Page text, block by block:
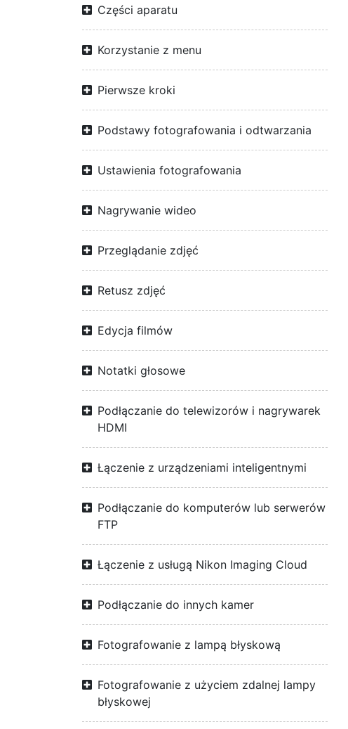
Części aparatu
Korzystanie z menu
Pierwsze kroki
Podstawy fotografowania i odtwarzania
Ustawienia fotografowania
Nagrywanie wideo
Przeglądanie zdjęć
Retusz zdjęć
Edycja filmów
Notatki głosowe
Podłączanie do telewizorów i nagrywarek
HDMI
Łączenie z urządzeniami inteligentnymi
Podłączanie do komputerów lub serwerów
FTP
Łączenie z usługą Nikon Imaging Cloud
Podłączanie do innych kamer
Fotografowanie z lampą błyskową
Fotografowanie z użyciem zdalnej lampy
błyskowej